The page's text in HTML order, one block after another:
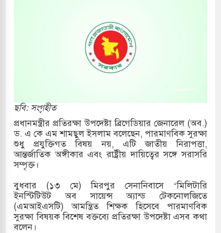
জুমার বয়ান ও নামাজ পড়াবেন দেওবন্দের
অ্যারেস্ট আবেদন, বরগুনার এসআইয়ের বিরুদ্ধে
বিভিন্ন খাতে সৌদির বিনিয়োগের আহবান প্রধানমন্ত্রীর
ছবি: সংগৃহীত
প্রধানমন্ত্রীর প্রতিরক্ষা উপদেষ্টা ব্রিগেডিয়ার জেনারেল (অব.)
ড. এ কে এম শামছুল ইসলাম বলেছেন, পারমাণবিক সুরক্ষা
শুধু প্রযুক্তিগত বিষয় নয়, এটি জাতীয় নিরাপত্তা,
আন্তর্জাতিক অঙ্গীকার এবং রাষ্ট্রীয় দায়িত্বের সঙ্গে সরাসরি
সম্পৃক্ত।
বুধবার (১৩ মে) মিরপুর সেনানিবাসে ‘মিলিটারি
ইনস্টিটিউট অব সায়েন্স অ্যান্ড টেকনোলজিতে
(এমআইএসটি) আমন্ত্রিত শিক্ষক হিসেবে পারমাণবিক
সুরক্ষা বিষয়ক বিশেষ বক্তব্যে প্রতিরক্ষা উপদেষ্টা এসব কথা
বলেন।